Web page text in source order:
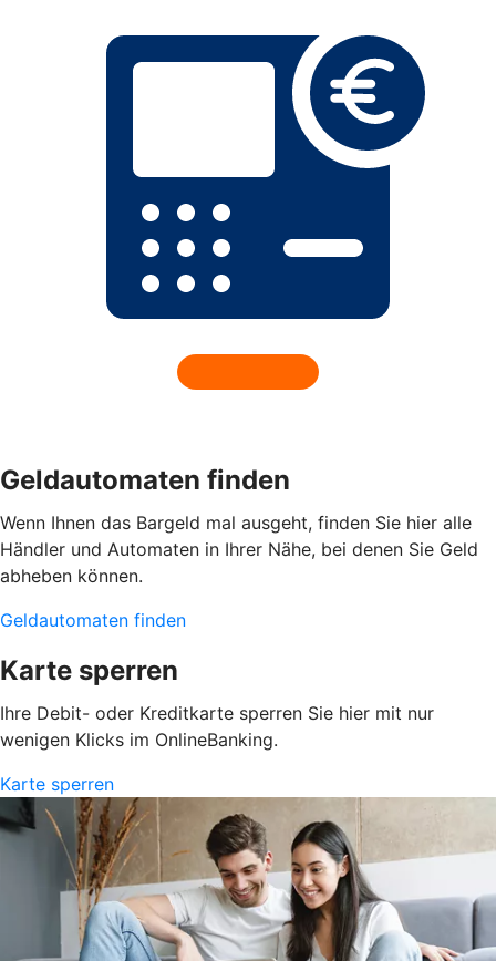
Geldautomaten finden
Wenn Ihnen das Bargeld mal ausgeht, finden Sie hier alle
Händler und Automaten in Ihrer Nähe, bei denen Sie Geld
abheben können.
Geldautomaten finden
Karte sperren
Ihre Debit- oder Kreditkarte sperren Sie hier mit nur
wenigen Klicks im OnlineBanking.
Karte sperren